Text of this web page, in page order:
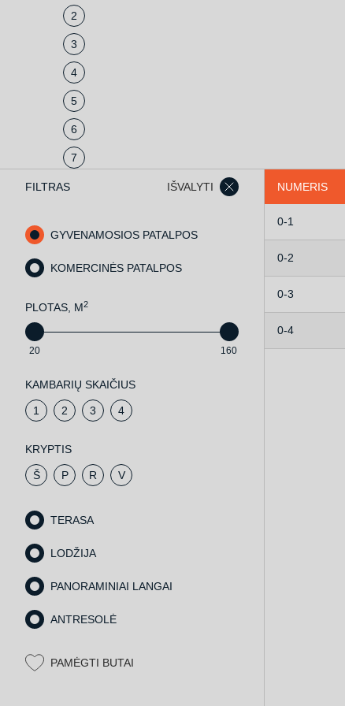
2
3
4
5
6
7
FILTRAS IŠVALYTI
GYVENAMOSIOS PATALPOS
KOMERCINĖS PATALPOS
PLOTAS, M2
20 160
KAMBARIŲ SKAIČIUS
1 2 3 4
KRYPTIS
Š P R V
TERASA
LODŽIJA
PANORAMINIAI LANGAI
ANTRESOLĖ
PAMĖGTI BUTAI
NUMERIS
0-1
0-2
0-3
0-4